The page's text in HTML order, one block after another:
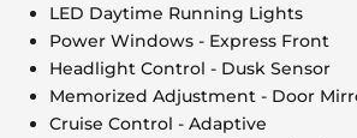
LED Daytime Running Lights
Power Windows - Express Front
Headlight Control - Dusk Sensor
Memorized Adjustment - Door
Cruise Control - Adaptive